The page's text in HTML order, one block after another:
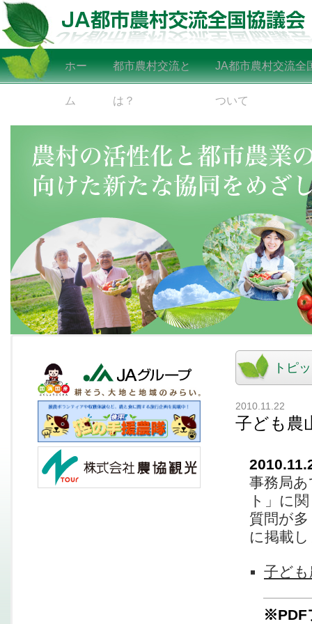
ホー
ム
都市農村交流と
は？
JA都市農村交流全
ついて
トピ
2010.11.22
子ども農
事務局
ト」に
質問が
に掲載
子ど
※PDF